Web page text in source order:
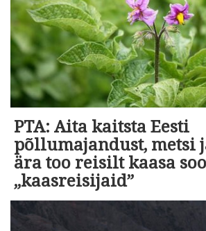
PTA: Aita kaitsta Eesti
põllumajandust, metsi
ära too reisilt kaasa
„kaasreisijaid”